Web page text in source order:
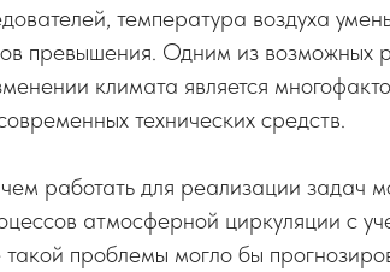
температура воздуха
превышения. Одним из возможных
климата является
технических средств.
работать для реализации задач
атмосферной циркуляции с
проблемы могло бы